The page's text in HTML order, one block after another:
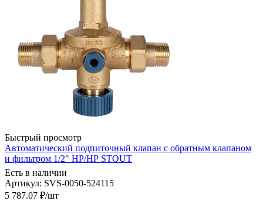
Быстрый просмотр
Автоматический подпиточный клапан с обратным клапаном
и фильтром 1/2" НР/НР STOUT
Есть в наличии
Артикул: SVS-0050-524115
5 787.07 ₽/шт